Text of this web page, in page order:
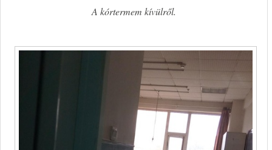
A kórtermem kívülről.